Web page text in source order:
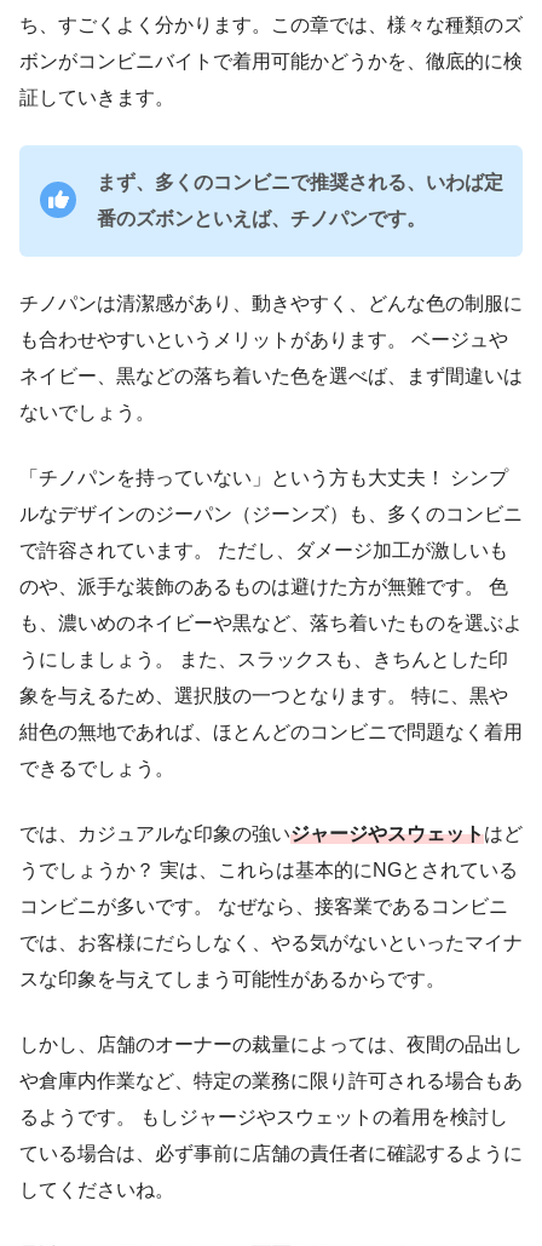
ち、すごくよく分かります。この章では、様々な種類のズ
ボンがコンビニバイトで着用可能かどうかを、徹底的に検
証していきます。
まず、多くのコンビニで推奨される、いわば定
番のズボンといえば、チノパンです。
チノパンは清潔感があり、動きやすく、どんな色の制服に
も合わせやすいというメリットがあります。 ベージュや
ネイビー、黒などの落ち着いた色を選べば、まず間違いは
ないでしょう。
「チノパンを持っていない」という方も大丈夫！ シンプ
ルなデザインのジーパン（ジーンズ）も、多くのコンビニ
で許容されています。 ただし、ダメージ加工が激しいも
のや、派手な装飾のあるものは避けた方が無難です。 色
も、濃いめのネイビーや黒など、落ち着いたものを選ぶよ
うにしましょう。 また、スラックスも、きちんとした印
象を与えるため、選択肢の一つとなります。 特に、黒や
紺色の無地であれば、ほとんどのコンビニで問題なく着用
できるでしょう。
では、カジュアルな印象の強いジャージやスウェットはど
うでしょうか？ 実は、これらは基本的にNGとされている
コンビニが多いです。 なぜなら、接客業であるコンビニ
では、お客様にだらしなく、やる気がないといったマイナ
スな印象を与えてしまう可能性があるからです。
しかし、店舗のオーナーの裁量によっては、夜間の品出し
や倉庫内作業など、特定の業務に限り許可される場合もあ
るようです。 もしジャージやスウェットの着用を検討し
ている場合は、必ず事前に店舗の責任者に確認するように
してくださいね。